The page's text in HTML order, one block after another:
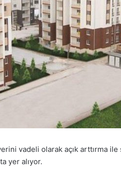
vadeli olarak açık arttırma ile
yer alıyor.